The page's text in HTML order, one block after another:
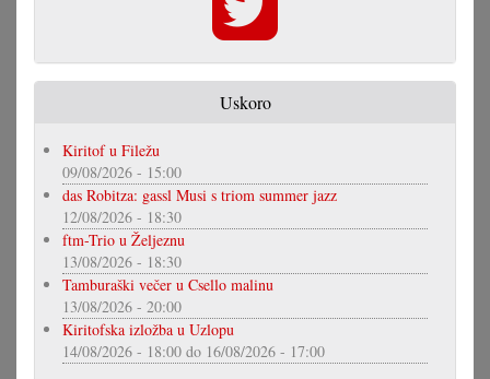
Uskoro
Kiritof u Filežu
09/08/2026 - 15:00
das Robitza: gassl Musi s triom summer jazz
12/08/2026 - 18:30
ftm-Trio u Željeznu
13/08/2026 - 18:30
Tamburaški večer u Csello malinu
13/08/2026 - 20:00
Kiritofska izložba u Uzlopu
14/08/2026 - 18:00 do 16/08/2026 - 17:00